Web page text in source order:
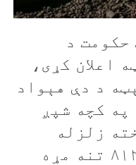
د
اعلان کړی،
په ۳۱مه نېټه د دې هېواد
کچه شپږ
زلزله
وشوه او له امله يې ۸۱۲ تنه مړه